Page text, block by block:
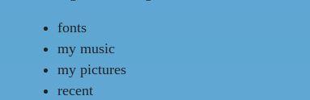
fonts
my music
my pictures
recent